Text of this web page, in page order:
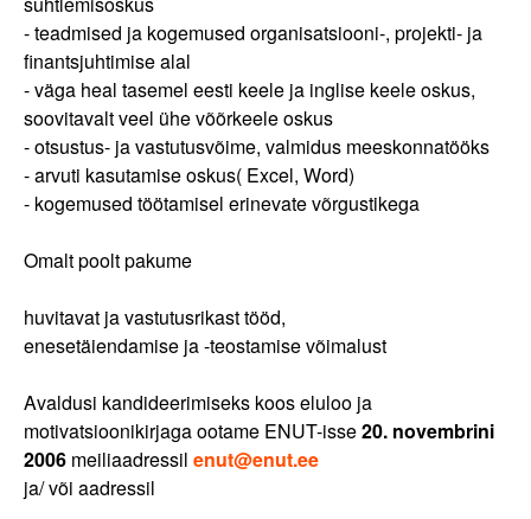
- teadmised ja kogemused organisatsiooni-, projekti- ja
finantsjuhtimise alal
- väga heal tasemel eesti keele ja inglise keele oskus,
soovitavalt veel ühe võõrkeele oskus
- otsustus- ja vastutusvõime, valmidus meeskonnatööks
- arvuti kasutamise oskus( Excel, Word)
- kogemused töötamisel erinevate võrgustikega
Omalt poolt pakume
huvitavat ja vastutusrikast tööd,
enesetäiendamise ja -teostamise võimalust
Avaldusi kandideerimiseks koos eluloo ja
motivatsioonikirjaga ootame ENUT-isse20. novembrini
2006 meiliaadressil enut@enut.ee
ja/ või aadressil